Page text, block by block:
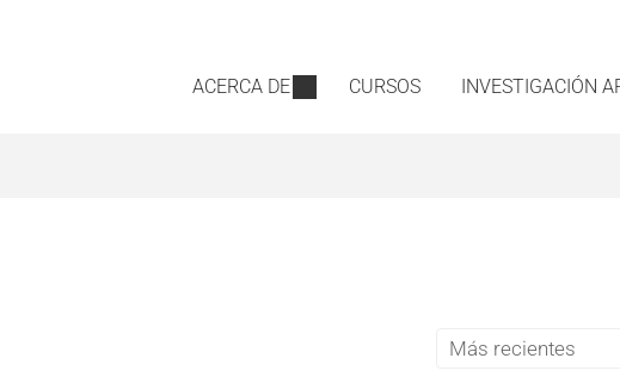
ACERCA DE CURSOS INVESTIGACIÓN